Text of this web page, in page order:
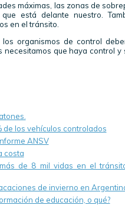
máximas, las zonas de
está delante nuestro.
en el tránsito.
organismos de control
necesitamos que haya control y
de los vehículos controlados
ANSV
costa
de 8 mil vidas en el
de invierno en
de educación, o qué?